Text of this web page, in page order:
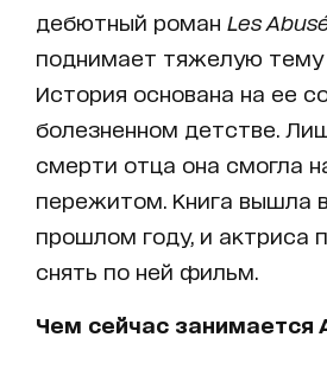
дебютный роман Les
поднимает тяжелую тему
История основана на ее
болезненном детстве.
смерти отца она смогла
пережитом. Книга вышла
прошлом году, и актриса
снять по ней фильм.
Чем сейчас занимается